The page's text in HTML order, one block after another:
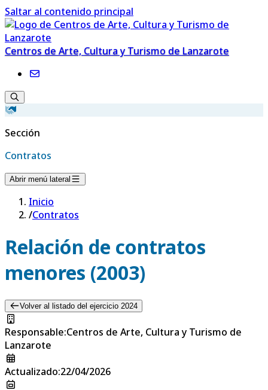
Saltar al contenido principal
Centros de Arte, Cultura y Turismo de Lanzarote
Sección
Contratos
Abrir menú lateral
Inicio
/Contratos
Relación de contratos
menores (2003)
Volver al listado del ejercicio 2024
Responsable:Centros de Arte, Cultura y Turismo de
Lanzarote
Actualizado:22/04/2026